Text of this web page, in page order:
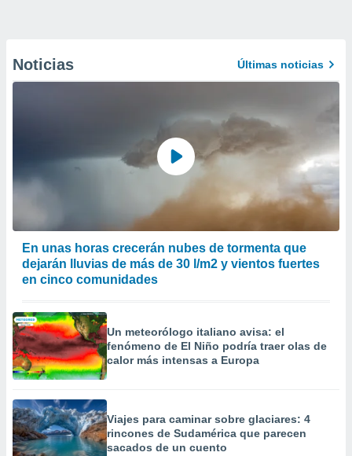
Noticias Últimas noticias
En unas horas crecerán nubes de tormenta que
dejarán lluvias de más de 30 l/m2 y vientos fuertes
en cinco comunidades
Un meteorólogo italiano avisa: el
fenómeno de El Niño podría traer olas de
calor más intensas a Europa
Viajes para caminar sobre glaciares: 4
rincones de Sudamérica que parecen
sacados de un cuento